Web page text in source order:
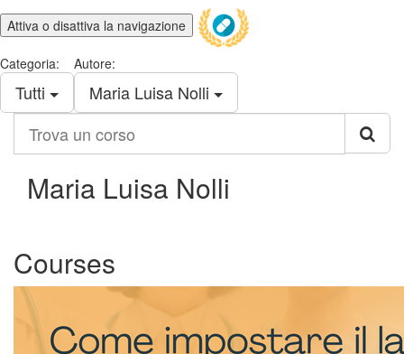
Attiva o disattiva la navigazione
Categoria:
Tutti
Autore:
Maria Luisa Nolli
corso
Maria Luisa Nolli
Courses